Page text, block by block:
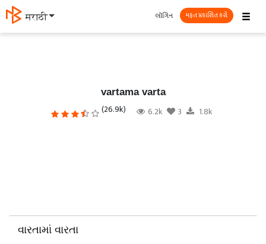
मराठी ☰
લૉગિન મફત પ્રકાશિત કરો
vartama varta
(26.9k) 6.2k 3 1.8k
વારતામાં વારતા